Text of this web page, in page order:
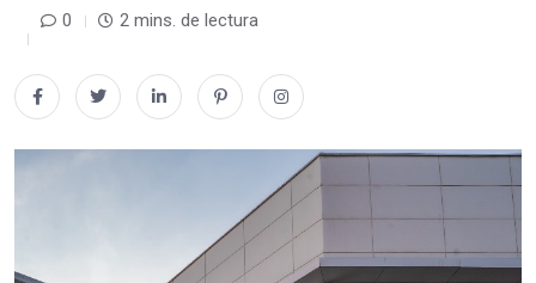
0 2 mins. de lectura